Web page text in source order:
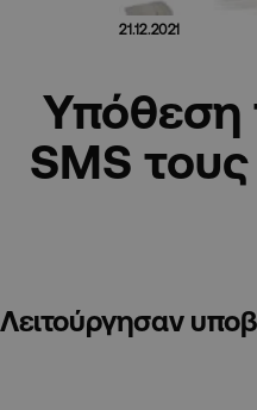
21.12.2021
Υπόθεση
SMS
Λειτούργησαν